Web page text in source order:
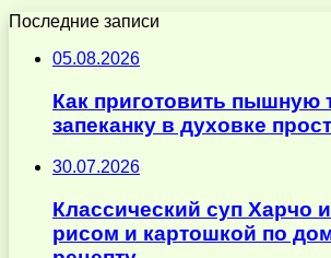
Последние записи
05.08.2026
Как приготовить пышную
запеканку в духовке
30.07.2026
Классический суп Харчо
рисом и картошкой по